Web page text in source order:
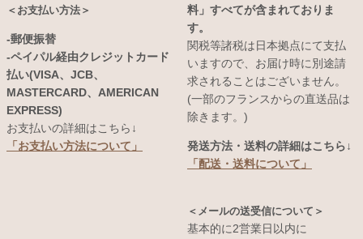
＜お支払い方法＞
-郵便振替
-ペイパル経由クレジットカード
払い(VISA、JCB、
MASTERCARD、AMERICAN
EXPRESS)
お支払いの詳細はこちら↓
「お支払い方法について」
料」すべてが含まれておりま
す。
関税等諸税は日本拠点にて支払
いますので、お届け時に別途請
求されることはございません。
(一部のフランスからの直送品は
除きます。)
発送方法・送料の詳細はこちら↓
「配送・送料について」
＜メールの送受信について＞
基本的に2営業日以内に